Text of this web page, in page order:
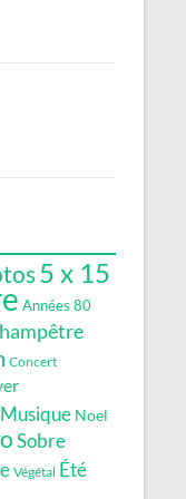
5 x 15
Années 80
Concert
Musique Noel
Sobre
Végétal Été